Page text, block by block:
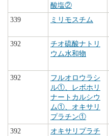
酸塩②
339
ミリモスチム
392
チオ硫酸ナトリ
ウム水和物
392
フルオロウラシ
ル①、レボホリ
ナートカルシウ
ム①、オキサリ
プラチン①
392
オキサリプラチ